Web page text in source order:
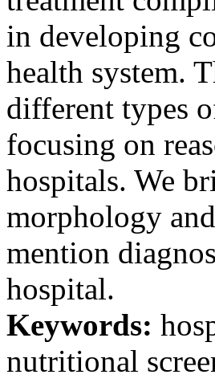
in developing
health system.
different types
focusing on
hospitals. We
morphology
mention
hospital.
Keywords:
nutritional